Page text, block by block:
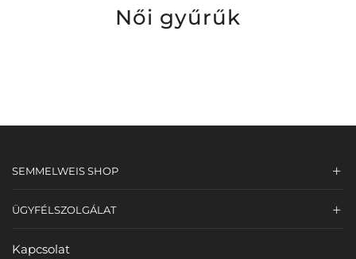
Női gyűrűk
SEMMELWEIS SHOP
ÜGYFÉLSZOLGÁLAT
Kapcsolat